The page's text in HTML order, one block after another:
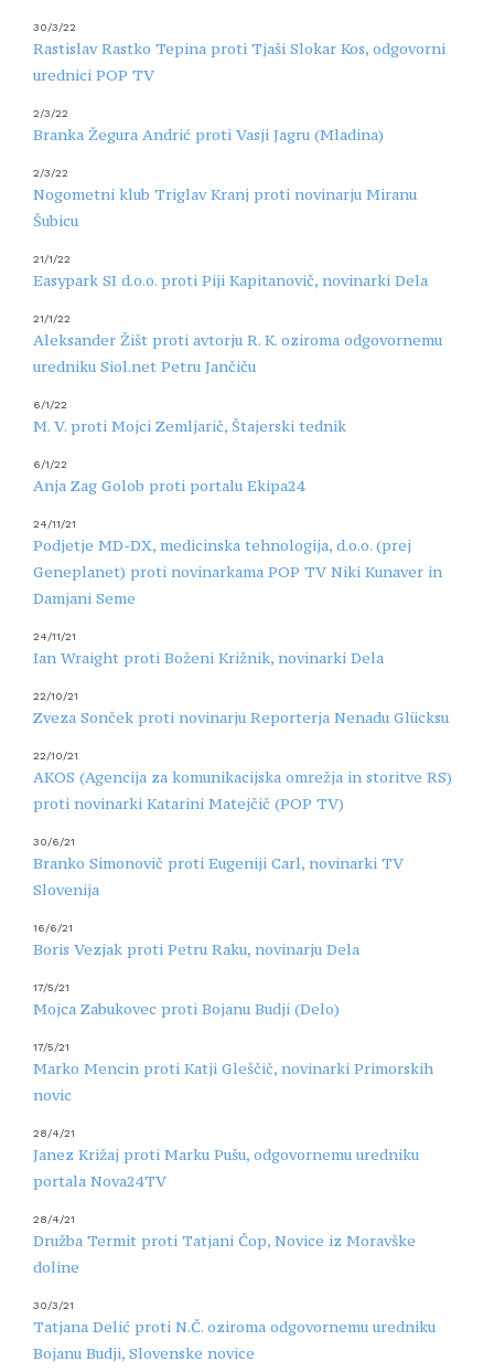
30/3/22
Rastislav Rastko Tepina proti Tjaši Slokar Kos, odgovorni
urednici POP TV
2/3/22
Branka Žegura Andrić proti Vasji Jagru (Mladina)
2/3/22
Nogometni klub Triglav Kranj proti novinarju Miranu
Šubicu
21/1/22
Easypark SI d.o.o. proti Piji Kapitanovič, novinarki Dela
21/1/22
Aleksander Žišt proti avtorju R. K. oziroma odgovornemu
uredniku Siol.net Petru Jančiču
6/1/22
M. V. proti Mojci Zemljarič, Štajerski tednik
6/1/22
Anja Zag Golob proti portalu Ekipa24
24/11/21
Podjetje MD-DX, medicinska tehnologija, d.o.o. (prej
Geneplanet) proti novinarkama POP TV Niki Kunaver in
Damjani Seme
24/11/21
Ian Wraight proti Boženi Križnik, novinarki Dela
22/10/21
Zveza Sonček proti novinarju Reporterja Nenadu Glücksu
22/10/21
AKOS (Agencija za komunikacijska omrežja in storitve RS)
proti novinarki Katarini Matejčič (POP TV)
30/6/21
Branko Simonovič proti Eugeniji Carl, novinarki TV
Slovenija
16/6/21
Boris Vezjak proti Petru Raku, novinarju Dela
17/5/21
Mojca Zabukovec proti Bojanu Budji (Delo)
17/5/21
Marko Mencin proti Katji Gleščič, novinarki Primorskih
novic
28/4/21
Janez Križaj proti Marku Pušu, odgovornemu uredniku
portala Nova24TV
28/4/21
Družba Termit proti Tatjani Čop, Novice iz Moravške
doline
30/3/21
Tatjana Delić proti N.Č. oziroma odgovornemu uredniku
Bojanu Budji, Slovenske novice